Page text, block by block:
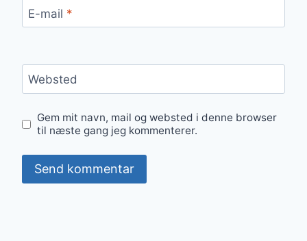
E-mail *
Websted
Gem mit navn, mail og websted i denne browser
til næste gang jeg kommenterer.